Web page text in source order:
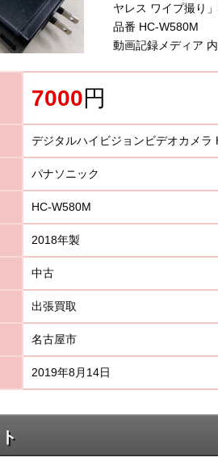
ヤレス ワイプ撮り
品番 HC-W580M
動画記録メディア
7000円
デジタルハイビジョンビデオカメラ
パナソニック
HC-W580M
2018年製
中古
出張買取
名古屋市
2019年8月14日